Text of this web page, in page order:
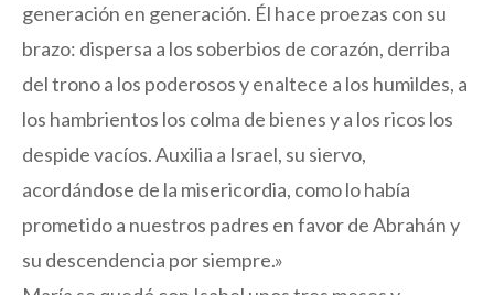
generación en generación. Él hace proezas con su
brazo: dispersa a los soberbios de corazón, derriba
del trono a los poderosos y enaltece a los humildes, a
los hambrientos los colma de bienes y a los ricos los
despide vacíos. Auxilia a Israel, su siervo,
acordándose de la misericordia, como lo había
prometido a nuestros padres en favor de Abrahán y
su descendencia por siempre.»